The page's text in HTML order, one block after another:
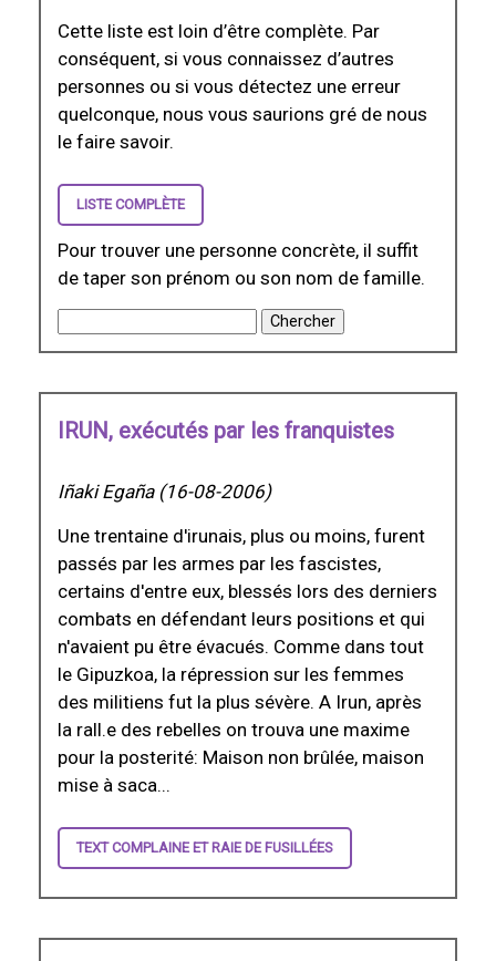
Cette liste est loin d’être complète. Par
conséquent, si vous connaissez d’autres
personnes ou si vous détectez une erreur
quelconque, nous vous saurions gré de nous
le faire savoir.
LISTE COMPLÈTE
Pour trouver une personne concrète, il suffit
de taper son prénom ou son nom de famille.
IRUN, exécutés par les franquistes
Iñaki Egaña (16-08-2006)
Une trentaine d'irunais, plus ou moins, furent
passés par les armes par les fascistes,
certains d'entre eux, blessés lors des derniers
combats en défendant leurs positions et qui
n'avaient pu être évacués. Comme dans tout
le Gipuzkoa, la répression sur les femmes
des militiens fut la plus sévère. A Irun, après
la rall.e des rebelles on trouva une maxime
pour la posterité: Maison non brûlée, maison
mise à saca...
TEXT COMPLAINE ET RAIE DE FUSILLÉES